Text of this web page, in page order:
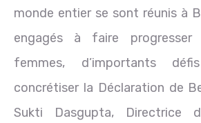
monde entier se sont réunis à
engagés à faire
femmes, d’importants
concrétiser la Déclaration de
Sukti Dasgupta, Directrice